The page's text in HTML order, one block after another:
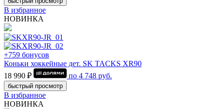
В избранное
НОВИНКА
+759 бонусов
Коньки хоккейные дет. SK TACKS XR90
18 990 ₽
по 4 748 руб.
быстрый просмотр
В избранное
НОВИНКА